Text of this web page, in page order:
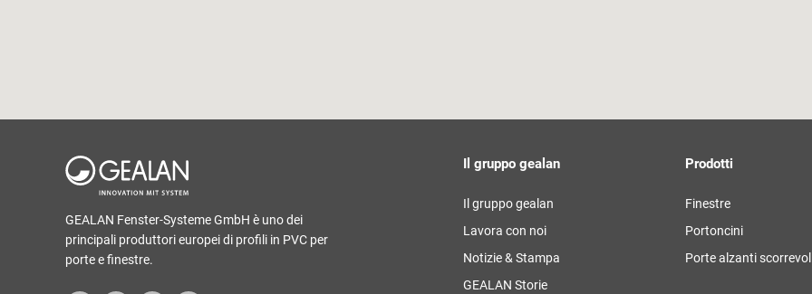
GEALAN Fenster-Systeme GmbH è uno dei
principali produttori europei di profili in PVC per
porte e finestre.
Il gruppo gealan
Il gruppo gealan
Lavora con noi
Notizie & Stampa
GEALAN Storie
Prodotti
Finestre
Portoncini
Porte alzanti